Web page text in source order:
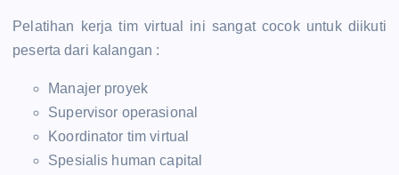
Pelatihan kerja tim virtual ini sangat cocok untuk diikuti
peserta dari kalangan :
Manajer proyek
Supervisor operasional
Koordinator tim virtual
Spesialis human capital